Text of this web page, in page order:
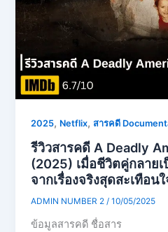
2025, Netflix,สารคดี
รีวิวสารคดี A Deadly
(2025) เมื่อชีวิตคู่กลาย
จากเรื่องจริงสุดสะเทือนใ
ADMIN NUMBER 2/10/05/2025
ข้อมูลสารคดี ชื่อสาร